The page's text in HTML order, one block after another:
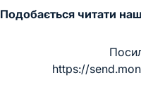
Подобається читати
https://